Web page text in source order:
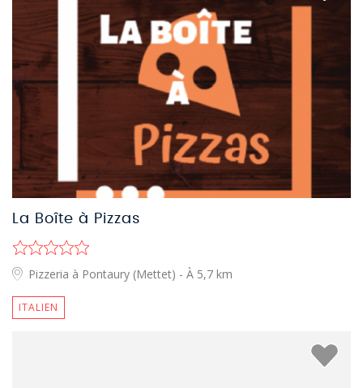
La Boîte à Pizzas
Pizzeria à Pontaury (Mettet) - À 5,7 km
ITALIEN